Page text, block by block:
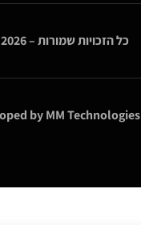
כל הזכויות שמורות –
byMM Technologies